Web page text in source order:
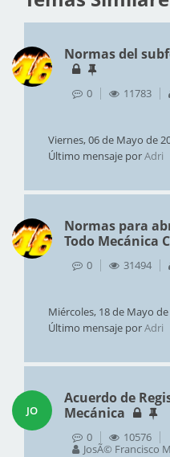
Normas del
0 11783
Viernes, 06 de Mayo de
Último mensaje porAdri
Normas para
Todo Mecánica
0 31494
Miércoles, 18 de Mayo de
Último mensaje porAdri
JO
Acuerdo de
Mecánica
0
10576
JosÃ© Francisco